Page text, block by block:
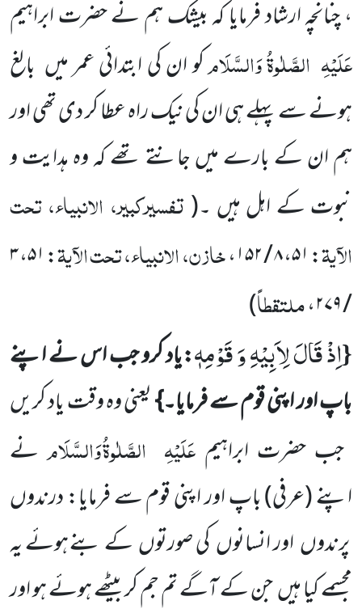
، چنانچہ ارشاد فرمایا کہ بیشک ہم نے حضرت ابراہیم
عَلَیْہِ الصَّلٰوۃُ وَالسَّلَامکو ان کی ابتدائی عمر میں بالغ
ہونے سے پہلے ہی ان کی نیک راہ عطا کر دی تھی اور
ہم ان کے بارے میں جانتے تھے کہ وہ ہدایت و
نبوت کے اہل ہیں ۔(تفسیرکبیر، الانبیاء، تحت
الآیۃ: ۵۱، ۸ / ۱۵۲، خازن، الانبیاء، تحت الآیۃ
: ۵۱، ۳
/ ۲۷۹،
ملتقطاً)
{اِذْ قَالَ لِاَبِیْهِ وَ قَوْمِهٖ:یاد کرو جب اس نے اپنے
باپ اور اپنی قوم سے فرمایا۔}یعنی وہ وقت یاد کریں
جب حضرت ابراہیم عَلَیْہِ الصَّلٰوۃُ وَالسَّلَام نے
اپنے(عرفی)باپ اور اپنی قوم سے فرمایا: درندوں
پرندوںاور انسانوںکی صورتوںکے بنےہوئے یہ
مجسمے کیا ہیںجن کے آگے تم جم کر بیٹھے ہوئے ہو اور